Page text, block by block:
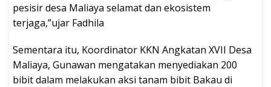
pesisir desa Maliaya selamat dan ekosistem
terjaga,”ujar Fadhila
Sementara itu, Koordinator KKN Angkatan XVII Desa
Maliaya, Gunawan mengatakan menyediakan 200
bibit dalam melakukan aksi tanam bibit Bakau di